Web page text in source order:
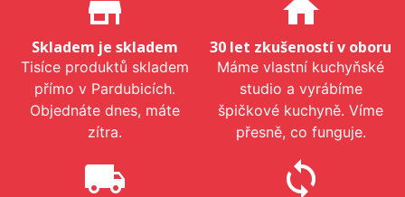
store_mall_directory
Skladem je skladem
Tisíce produktů skladem
přímo v Pardubicích.
Objednáte dnes, máte
zítra.
home
30 let zkušeností v oboru
Máme vlastní kuchyňské
studio a vyrábíme
špičkové kuchyně. Víme
přesně, co funguje.
local_shipping sync